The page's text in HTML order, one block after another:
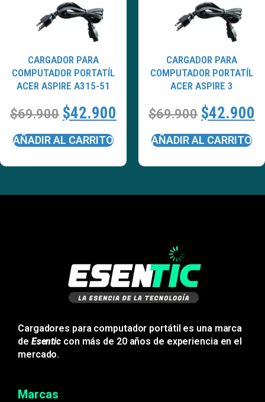
CARGADOR PARA
COMPUTADOR PORTATÍL
ACER ASPIRE A315-51
$69.900 $42.900
AÑADIR AL CARRITO
CARGADOR PARA
COMPUTADOR PORTATÍL
ACER ASPIRE 3
$69.900 $42.900
AÑADIR AL CARRITO
Cargadores para computador portátil es una marca
de Esentic con más de 20 años de experiencia en el
mercado.
Marcas